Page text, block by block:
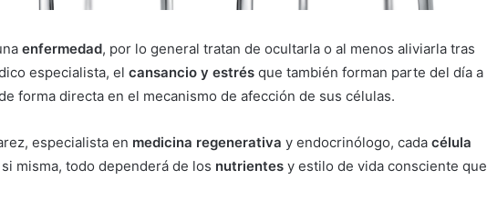
enfermedad, por lo general tratan de ocultarla o al menos aliviarla tras
especialista, el cansancio y estrés que también forman parte del día a
forma directa en el mecanismo de afección de sus células.
especialista en medicina regenerativa y endocrinólogo, cada célula
misma, todo dependerá de los nutrientes y estilo de vida consciente que